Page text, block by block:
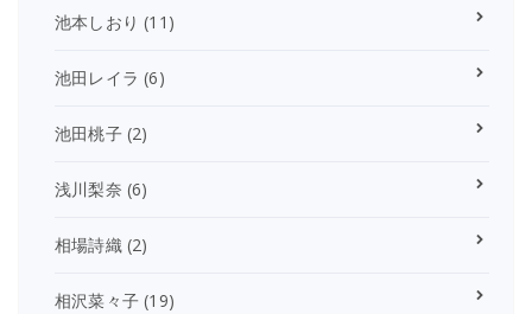
池本しおり (11)
池田レイラ (6)
池田桃子(2)
浅川梨奈 (6)
相場詩織(2)
相沢菜々子 (19)